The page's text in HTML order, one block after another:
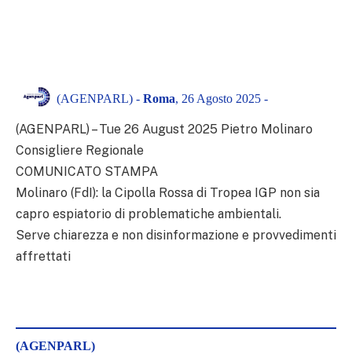
(AGENPARL) - Roma, 26 Agosto 2025 -
(AGENPARL) – Tue 26 August 2025 Pietro Molinaro
Consigliere Regionale
COMUNICATO STAMPA
Molinaro (FdI): la Cipolla Rossa di Tropea IGP non sia
capro espiatorio di problematiche ambientali.
Serve chiarezza e non disinformazione e provvedimenti
affrettati
(AGENPARL)